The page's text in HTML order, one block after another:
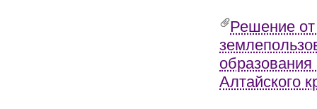
Решение
образования
Алтайского